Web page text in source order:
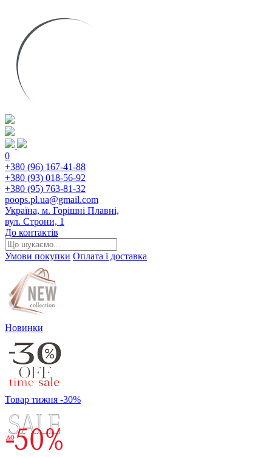
0
+380 (96) 167-41-88
+380 (93) 018-56-92
+380 (95) 763-81-32
poops.pl.ua@gmail.com
Україна, м. Горішні Плавні,
вул. Строни, 1
До контактів
Умови покупки Оплата і доставка
Новинки
Товар тижня -30%